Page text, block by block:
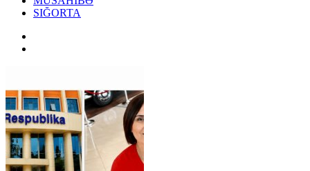
SIĞORTA